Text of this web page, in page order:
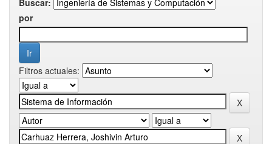
Buscar:
por
Filtros actuales: